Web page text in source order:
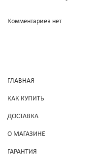
Комментариев нет
ГЛАВНАЯ
КАК КУПИТЬ
ДОСТАВКА
О МАГАЗИНЕ
ГАРАНТИЯ